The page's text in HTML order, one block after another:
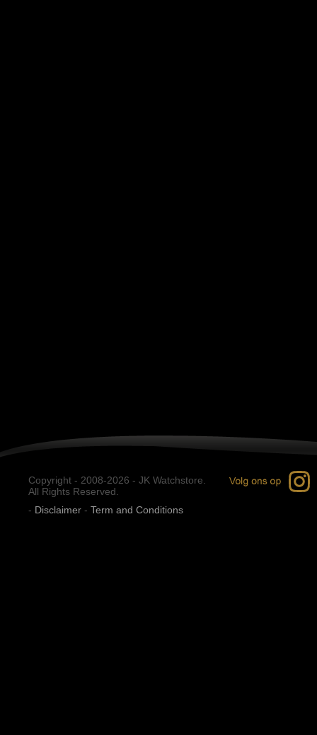
Copyright - 2008-2026 - JK Watchstore.
All Rights Reserved.
- Disclaimer - Term and Conditions